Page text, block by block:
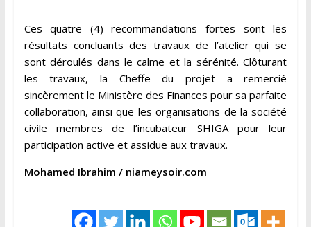
Ces quatre (4) recommandations fortes sont les
résultats concluants des travaux de l’atelier qui se
sont déroulés dans le calme et la sérénité. Clôturant
les travaux, la Cheffe du projet a remercié
sincèrement le Ministère des Finances pour sa parfaite
collaboration, ainsi que les organisations de la société
civile membres de l’incubateur SHIGA pour leur
participation active et assidue aux travaux.
Mohamed Ibrahim / niameysoir.com